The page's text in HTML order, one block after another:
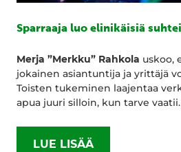
Sparraaja luo elinikäisiä
Merja ”Merkku” Rahkola uskoo,
jokainen asiantuntija ja yrittäjä
Toisten tukeminen laajentaa
apua juuri silloin, kun tarve vaatii.
LUE LISÄÄ